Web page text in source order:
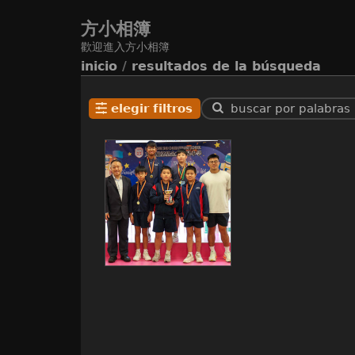
方小相簿
歡迎進入方小相簿
inicio / resultados de la búsqueda
elegir filtros buscar por palabras